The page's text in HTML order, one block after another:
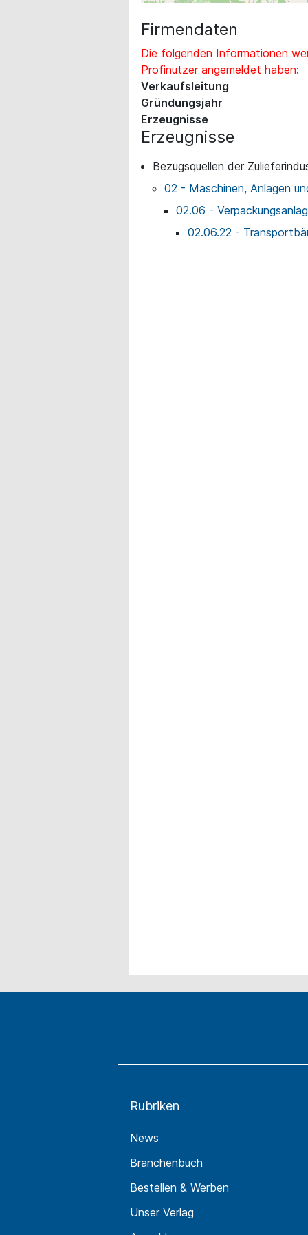
Firmendaten
Die folgenden Informationen
Profinutzer angemeldet haben:
Verkaufsleitung
Gründungsjahr
Erzeugnisse
Erzeugnisse
Bezugsquellen der
02 - Maschinen, Anlagen
02.06 -
02.06.22 -
Rubriken
News
Branchenbuch
Bestellen & Werben
Unser Verlag